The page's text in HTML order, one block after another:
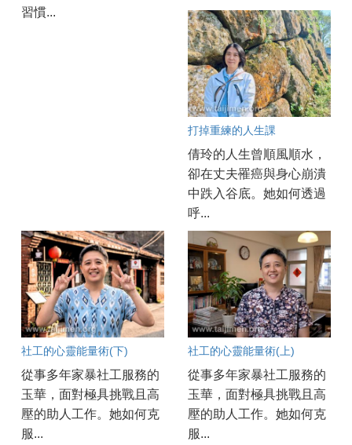
習慣...
打掉重練的人生課
倩玲的人生曾順風順水，
卻在丈夫罹癌與身心崩潰
中跌入谷底。她如何透過
呼...
社工的心靈能量術(下)
從事多年家暴社工服務的
玉華，面對極具挑戰且高
壓的助人工作。她如何克
服...
社工的心靈能量術(上)
從事多年家暴社工服務的
玉華，面對極具挑戰且高
壓的助人工作。她如何克
服...